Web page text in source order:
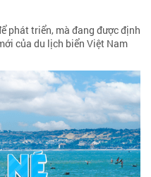
phát triển, mà đang được định
của du lịch biển Việt Nam